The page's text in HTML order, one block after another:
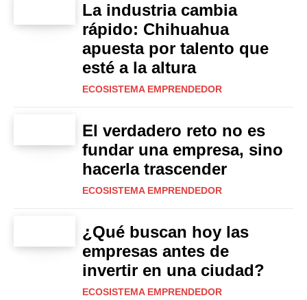
La industria cambia
rápido: Chihuahua
apuesta por talento que
esté a la altura
ECOSISTEMA EMPRENDEDOR
El verdadero reto no es
fundar una empresa, sino
hacerla trascender
ECOSISTEMA EMPRENDEDOR
¿Qué buscan hoy las
empresas antes de
invertir en una ciudad?
ECOSISTEMA EMPRENDEDOR